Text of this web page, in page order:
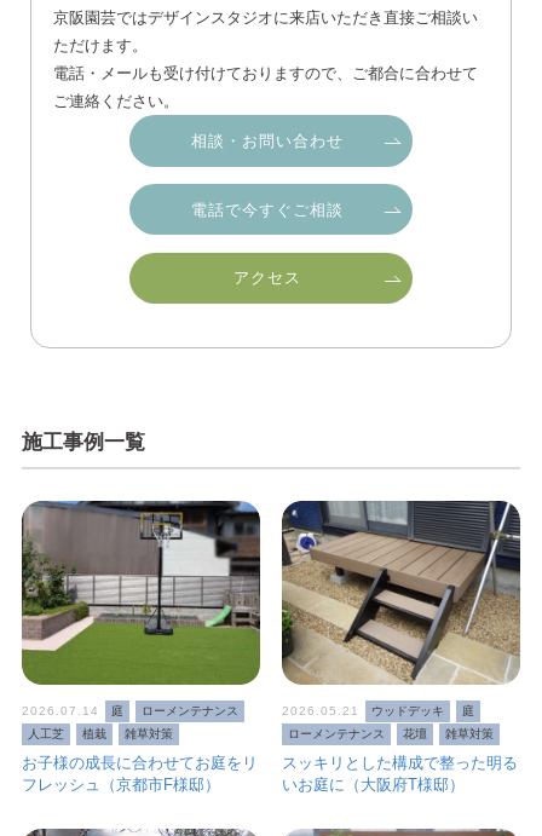
京阪園芸ではデザインスタジオに来店いただき直接ご相談い
ただけます。
電話・メールも受け付けておりますので、ご都合に合わせて
ご連絡ください。
相談・お問い合わせ
電話で今すぐご相談
アクセス
施工事例一覧
お子様の成長に合わせてお庭をリ
フレッシュ（京都市F様邸）
2026.07.14 庭
ローメンテナンス
人工芝
植栽 雑草対策
スッキリとした構成で整った明る
いお庭に（大阪府T様邸）
2026.05.21 ウッドデッキ
庭
ローメンテナンス
花壇 雑草対策